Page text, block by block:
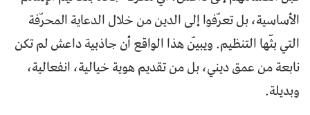
الأساسية، بل تعرّفوا إلى الدين من خلال الدعاية المحرّفة
التي بثّها التنظيم. ويبيّن هذا الواقع أن جاذبية داعش لم تكن
نابعة من عمق ديني، بل من تقديم هوية خيالية، انفعالية،
وبديلة.